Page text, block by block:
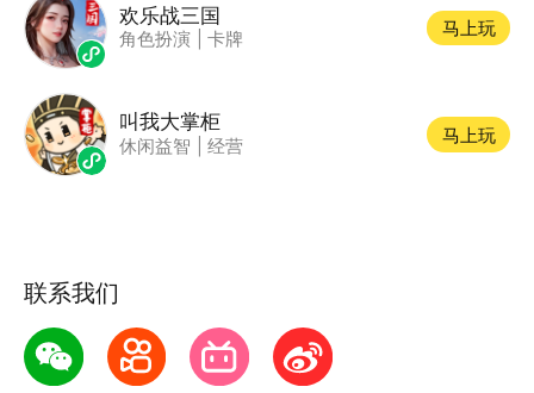
欢乐战三国
角色扮演 卡牌
马上玩
叫我大掌柜
休闲益智 经营
马上玩
联系我们